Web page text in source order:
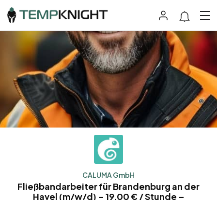
CALUMA GmbH
Fließbandarbeiter für Brandenburg an der
Havel (m/w/d) – 19,00 € / Stunde –